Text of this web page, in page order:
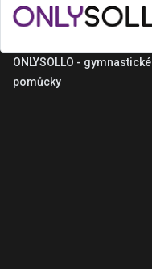
ONLYSOLLO - gymnastické
pomůcky